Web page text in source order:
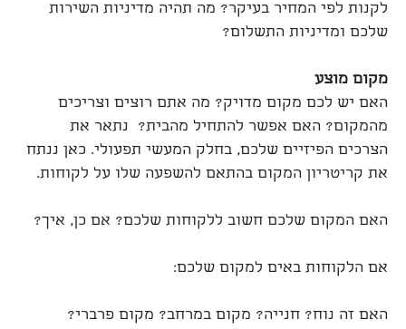
לקנות לפי המחיר בעיקר? מה תהיה מדיניות השירות
שלכם ומדיניות התשלום?
מקום מוצע
האם יש לכם מקום מדויק? מה אתם רוצים וצריכים
מהמקום? האם אפשר להתחיל מהבית? נתאר את
הצרכים הפיזיים שלכם, בחלק המעשי תפעולי. כאן ננתח
את קריטריון המקום בהתאם להשפעה שלו על לקוחות.
האם המקום שלכם חשוב ללקוחות שלכם? אם כן, איך?
אם הלקוחות באים למקום שלכם:
האם זה נוח? חנייה? מקום במרחב? מקום פרברי?